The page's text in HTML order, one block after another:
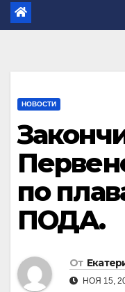
НОВОСТИ
по
ПОДА.
От
НОЯ 15,